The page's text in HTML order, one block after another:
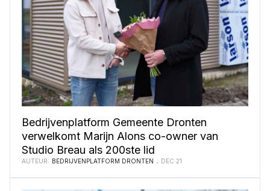
Bedrijvenplatform Gemeente Dronten
verwelkomt Marijn Alons co-owner van
Studio Breau als 200ste lid
AUTEUR: BEDRIJVENPLATFORM DRONTEN DEC 21